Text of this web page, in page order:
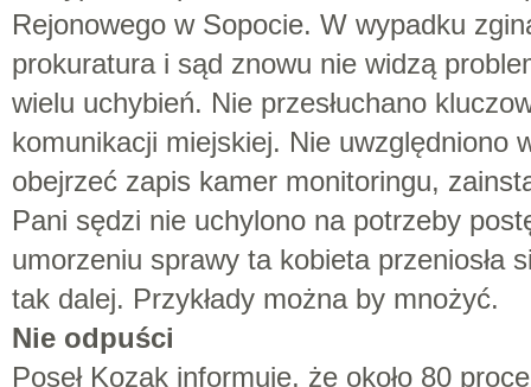
Rejonowego w Sopocie. W wypadku
prokuratura i sąd znowu nie widzą
wielu uchybień. Nie przesłuchano
komunikacji miejskiej. Nie uwzględniono
obejrzeć zapis kamer monitoringu,
Pani sędzi nie uchylono na potrzeby
umorzeniu sprawy ta kobieta przeniosła
tak dalej. Przykłady można by mnożyć.
Nie odpuści
Poseł Kozak informuje, że około 80